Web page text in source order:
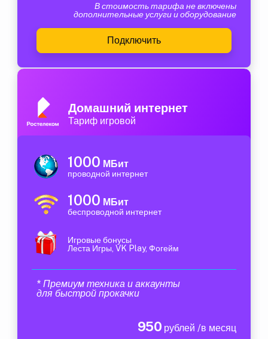
В стоимость тарифа не включены
дополнительные услуги и оборудование
Подключить
Домашний интернет
Тариф игровой
1000 МБит
проводной интернет
1000 МБит
беспроводной интернет
Игровые бонусы
Леста Игры, VK Play, Фогейм
* Премиум техника и аккаунты
для быстрой прокачки
950 рублей /в месяц